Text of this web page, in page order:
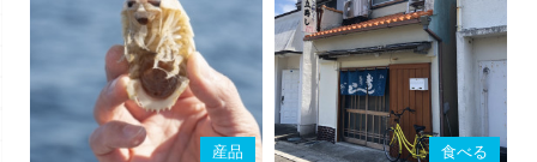
産品 食べる